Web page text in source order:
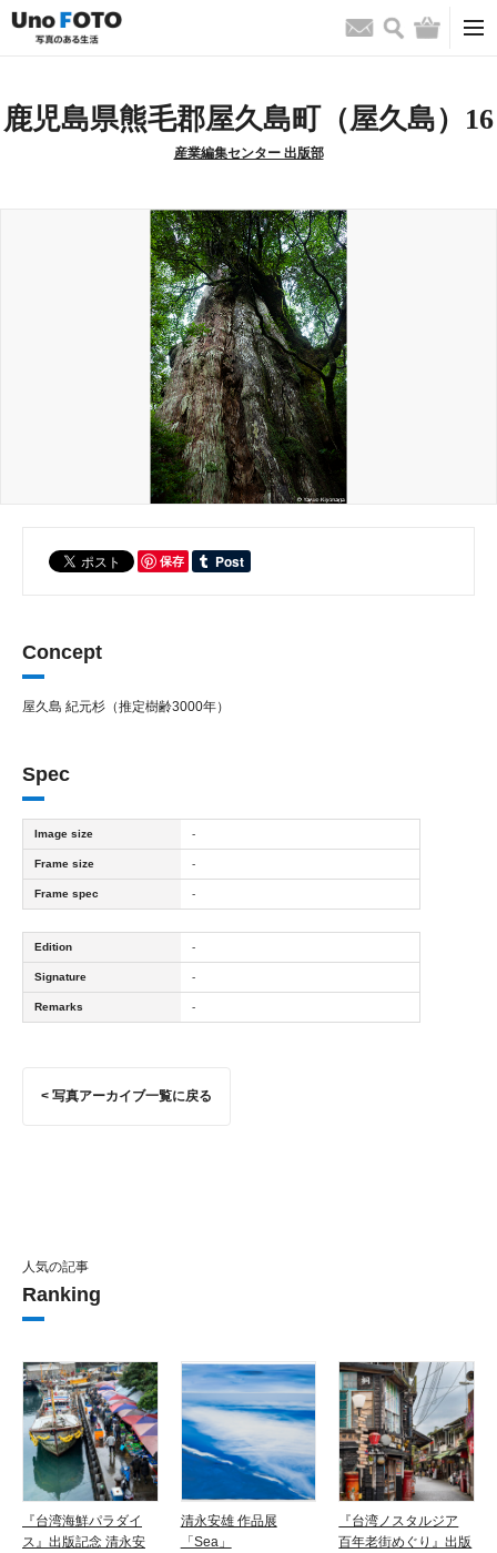
お問い合わせ
検索 バッグ
鹿児島県熊毛郡屋久島町（屋久島）16
産業編集センター 出版部
保存
Concept
屋久島 紀元杉（推定樹齢3000年）
Spec
Image size -
Frame size -
Frame spec -
Edition -
Signature -
Remarks -
< 写真アーカイブ一覧に戻る
人気の記事
Ranking
『台湾海鮮パラダイ
ス』出版記念 清永安
清永安雄 作品展
「Sea」
『台湾ノスタルジア
百年老街めぐり』出版